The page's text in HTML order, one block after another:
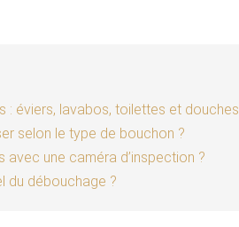
: éviers, lavabos, toilettes et douches
selon le type de bouchon ?
avec une caméra d’inspection ?
du débouchage ?